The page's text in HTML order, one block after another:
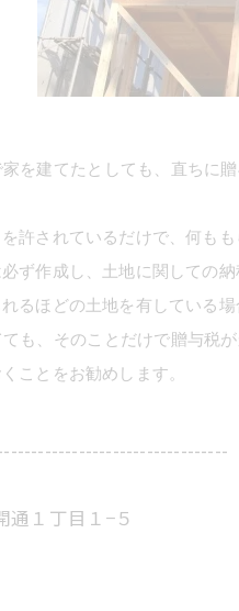
を建てたとしても、直ちに
許されているだけで、何も
ず作成し、土地に関しての
るほどの土地を有している
も、そのことだけで贈与税
ことをお勧めします。
通１丁目１−５